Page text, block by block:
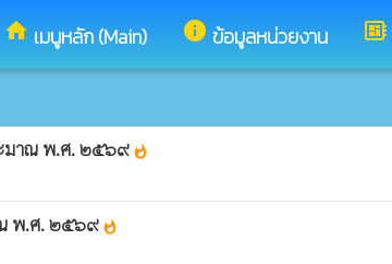
home เมนูหลัก (Main) info ข้อมูลหน่วยงาน developer_board
ะมาณ พ.ศ. ๒๕๖๙ whatshot
ณ พ.ศ. ๒๕๖๙ whatshot